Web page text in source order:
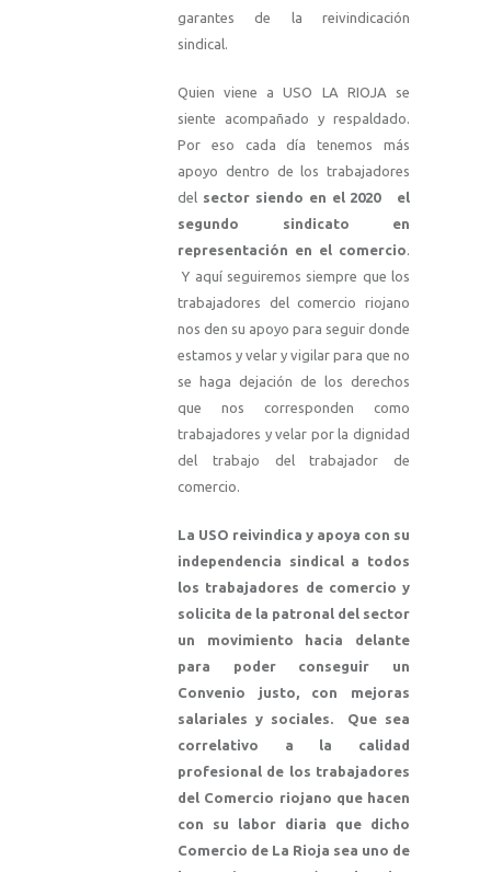
garantes de la reivindicación
sindical.
Quien viene a USO LA RIOJA se
siente acompañado y respaldado.
Por eso cada día tenemos más
apoyo dentro de los trabajadores
del sector siendo en el 2020 el
segundo sindicato en
representación en el comercio.
Y aquí seguiremos siempre que los
trabajadores del comercio riojano
nos den su apoyo para seguir donde
estamos y velar y vigilar para que no
se haga dejación de los derechos
que nos corresponden como
trabajadores y velar por la dignidad
del trabajo del trabajador de
comercio.
La USO reivindica y apoya con su
independencia sindical a todos
los trabajadores de comercio y
solicita de la patronal del sector
un movimiento hacia delante
para poder conseguir un
Convenio justo, con mejoras
salariales y sociales. Que sea
correlativo a la calidad
profesional de los trabajadores
del Comercio riojano que hacen
con su labor diaria que dicho
Comercio de La Rioja sea uno de